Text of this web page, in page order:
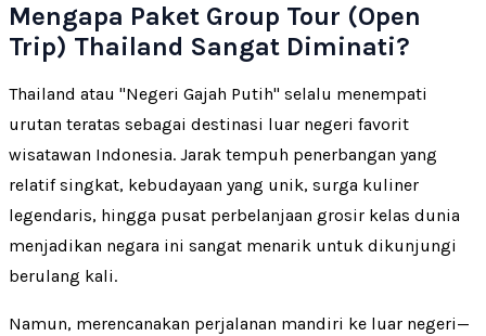
Mengapa Paket Group Tour (Open
Trip) Thailand Sangat Diminati?
Thailand atau "Negeri Gajah Putih" selalu menempati
urutan teratas sebagai destinasi luar negeri favorit
wisatawan Indonesia. Jarak tempuh penerbangan yang
relatif singkat, kebudayaan yang unik, surga kuliner
legendaris, hingga pusat perbelanjaan grosir kelas dunia
menjadikan negara ini sangat menarik untuk dikunjungi
berulang kali.
Namun, merencanakan perjalanan mandiri ke luar negeri—